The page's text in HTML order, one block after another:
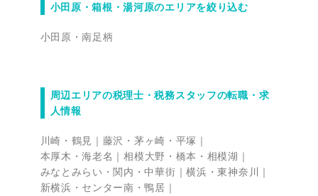
小田原・箱根・湯河原のエリアを絞り込む
小田原・南足柄
周辺エリアの税理士・税務スタッフの転職・求
人情報
川崎・鶴見
藤沢・茅ヶ崎・平塚
本厚木・海老名
相模大野・橋本・相模湖
みなとみらい・関内・中華街
横浜・東神奈川
新横浜・センター南・鴨居